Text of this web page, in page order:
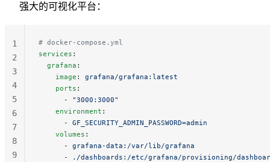
强大的可视化平台：
# docker-compose.yml
services :
  grafana
:
    image
: grafana/grafana:latest
    ports
:
      -
"3000:3000"
    environment
:
      -
GF_SECURITY_ADMIN_PASSWORD=admin
    volumes
:
      -
grafana-data:/var/lib/grafana
      -
./dashboards:/etc/grafana/provisioning/
1
2
3
4
5
6
7
8
9